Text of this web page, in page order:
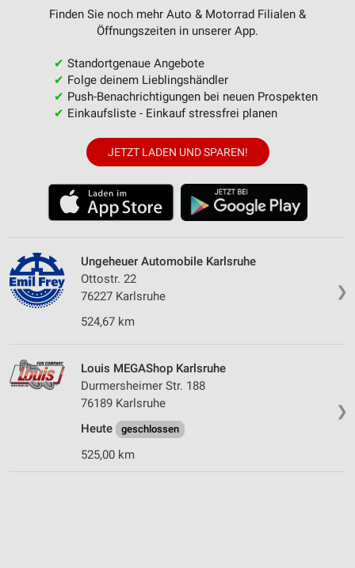
Finden Sie noch mehr Auto & Motorrad Filialen &
Öffnungszeiten in unserer App.
✔ Standortgenaue Angebote
✔ Folge deinem Lieblingshändler
✔ Push-Benachrichtigungen bei neuen Prospekten
✔ Einkaufsliste - Einkauf stressfrei planen
JETZT LADEN UND SPAREN!
❯
Ungeheuer Automobile Karlsruhe
Ottostr. 22
76227 Karlsruhe
524,67 km
❯
Louis MEGAShop Karlsruhe
Durmersheimer Str. 188
76189 Karlsruhe
Heute
geschlossen
525,00 km